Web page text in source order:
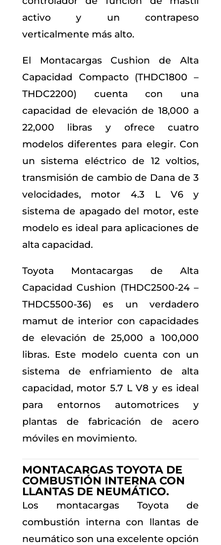
activo y un contrapeso
verticalmente más alto.
El Montacargas Cushion de Alta
Capacidad Compacto (THDC1800 –
THDC2200) cuenta con una
capacidad de elevación de 18,000 a
22,000 libras y ofrece cuatro
modelos diferentes para elegir. Con
un sistema eléctrico de 12 voltios,
transmisión de cambio de Dana de 3
velocidades, motor 4.3 L V6 y
sistema de apagado del motor, este
modelo es ideal para aplicaciones de
alta capacidad.
Toyota Montacargas de Alta
Capacidad Cushion (THDC2500-24 –
THDC5500-36) es un verdadero
mamut de interior con capacidades
de elevación de 25,000 a 100,000
libras. Este modelo cuenta con un
sistema de enfriamiento de alta
capacidad, motor 5.7 L V8 y es ideal
para entornos automotrices y
plantas de fabricación de acero
móviles en movimiento.
MONTACARGAS TOYOTA DE
COMBUSTIÓN INTERNA CON
LLANTAS DE NEUMÁTICO.
Los montacargas Toyota de
combustión interna con llantas de
neumático son una excelente opción